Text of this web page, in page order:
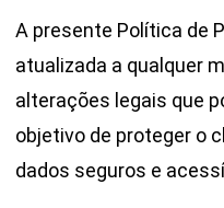
A presente Política de
atualizada a qualquer
alterações legais que
objetivo de proteger o
dados seguros e